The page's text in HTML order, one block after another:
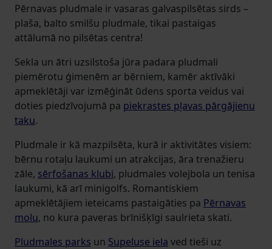
Pērnavas pludmale ir vasaras galvaspilsētas sirds –
plaša, balto smilšu pludmale, tikai pastaigas
attālumā no pilsētas centra!
Sekla un ātri uzsilstoša jūra padara pludmali
piemērotu ģimenēm ar bērniem, kamēr aktīvāki
apmeklētāji var izmēģināt ūdens sporta veidus vai
doties piedzīvojumā pa piekrastes pļavas pārgājienu
taku.
Pludmale ir kā mazpilsēta, kurā ir aktivitātes visiem:
bērnu rotaļu laukumi un atrakcijas, āra trenažieru
zāle, sērfošanas klubi, pludmales volejbola un tenisa
laukumi, kā arī minigolfs. Romantiskiem
apmeklētājiem ieteicams pastaigāties pa Pērnavas
molu, no kura paveras brīnišķīgi saulrieta skati.
Pludmales parks un Supeluse iela ved tieši uz